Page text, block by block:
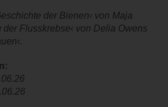
der Bienen‹ von Maja
der Flusskrebse‹ von Delia Owens